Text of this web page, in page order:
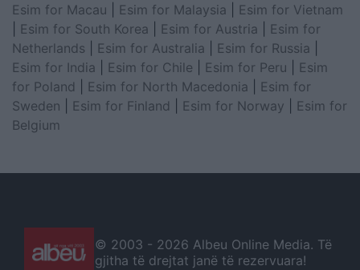
Esim for Macau
Esim for Malaysia
Esim for Vietnam
Esim for South Korea Esim for Austria
Esim for
Netherlands
Esim for Australia Esim for Russia
Esim for India
Esim for Chile Esim for Peru
Esim
for Poland
Esim for North Macedonia
Esim for
Sweden
Esim for Finland Esim for Norway
Esim for
Belgium
© 2003 - 2026 Albeu Online Media. Të
gjitha të drejtat janë të rezervuara!